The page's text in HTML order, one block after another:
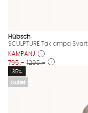
Hübsch
SCULPTURE Taklampa Svart
KAMPANJ
795 :- 1295 :-
Outlet
35%